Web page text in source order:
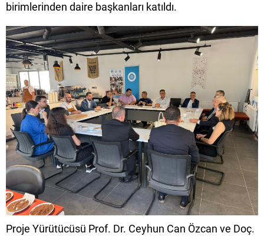
birimlerinden daire başkanları katıldı.
Proje Yürütücüsü Prof. Dr. Ceyhun Can Özcan ve Doç.